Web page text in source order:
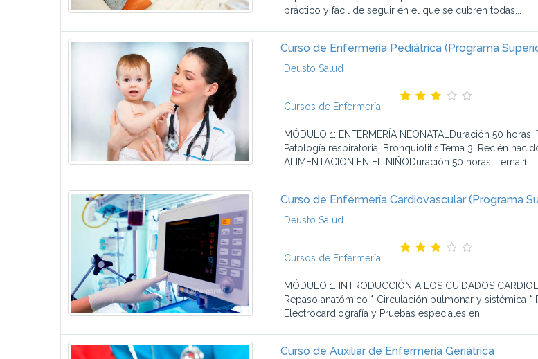
práctico y fácil de seguir en el que se cubren todas...
Curso de Enfermería Pediátrica (Programa
Deusto Salud
Cursos de Enfermería
MÓDULO 1: ENFERMERÍA NEONATALDuración 50
Patología respiratoria: Bronquiolitis.Tema 3: Recién
ALIMENTACION EN EL NIÑODuración 50 horas. Tema 1:...
Curso de Enfermería Cardiovascular (Programa
Deusto Salud
Cursos de Enfermería
MÓDULO 1: INTRODUCCIÓN A LOS CUIDADOS
Repaso anatómico * Circulación pulmonar y sistémica
Electrocardiografía y Pruebas especiales en...
Curso de Auxiliar de Enfermería Geriátrica